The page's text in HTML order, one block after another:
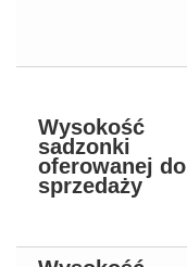
Wysokość
sadzonki
oferowanej do
sprzedaży